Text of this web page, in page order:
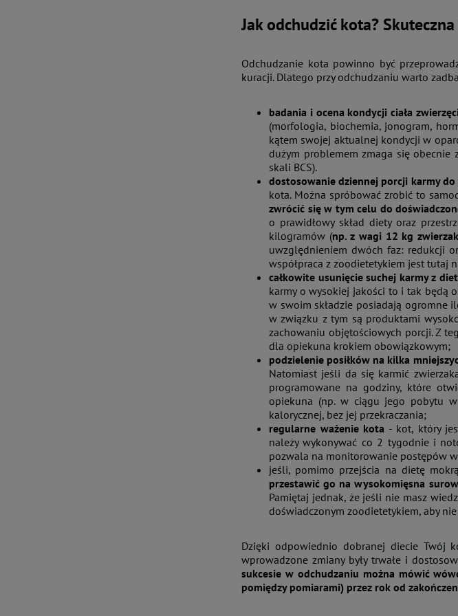
Jak odchudzić kota?
Odchudzanie kota powinno być
kuracji. Dlatego przy odchudzaniu warto
badania i ocena kondycji ciała
(morfologia, biochemia, jonogram,
kątem swojej aktualnej kondycji w
dużym problemem zmaga się
skali BCS).
dostosowanie dziennej porcji karmy
kota. Można spróbować zrobić to
zwrócić się w tym celu do
o prawidłowy skład diety oraz
kilogramów (np. z wagi 12 kg
uwzględnieniem dwóch faz: redukcji
współpraca z zoodietetykiem jest tutaj
całkowite usunięcie suchej karmy z
karmy o wysokiej jakości to i tak będą
w swoim składzie posiadają ogromne
w związku z tym są produktami
zachowaniu objętościowych porcji. Z
dla opiekuna krokiem obowiązkowym;
podzielenie posiłków na kilka
Natomiast jeśli da się karmić
programowane na godziny, które
opiekuna (np. w ciągu jego pobytu
kalorycznej, bez jej przekraczania;
regularne ważenie kota - kot, który
należy wykonywać co 2 tygodnie i
pozwala na monitorowanie postępów
jeśli, pomimo przejścia na dietę
przestawić go na wysokomięsna
Pamiętaj jednak, że jeśli nie masz
doświadczonym zoodietetykiem, aby
Dzięki odpowiednio dobranej diecie Twój
wprowadzone zmiany były trwałe i
sukcesie w odchudzaniu można mówić
pomiędzy pomiarami) przez rok od